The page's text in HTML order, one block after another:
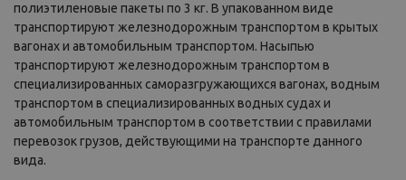
полиэтиленовые пакеты по 3 кг. В упакованном виде
транспортируют железнодорожным транспортом в крытых
вагонах и автомобильным транспортом. Насыпью
транспортируют железнодорожным транспортом в
специализированных саморазгружающихся вагонах, водным
транспортом в специализированных водных судах и
автомобильным транспортом в соответствии с правилами
перевозок грузов, действующими на транспорте данного
вида.